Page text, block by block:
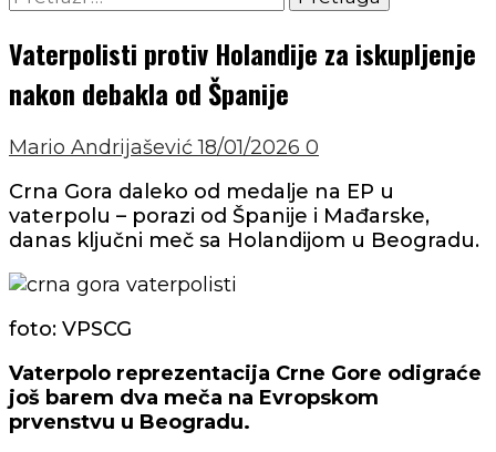
Vaterpolisti protiv Holandije za iskupljenje
nakon debakla od Španije
Mario Andrijašević18/01/2026 0
Crna Gora daleko od medalje na EP u
vaterpolu – porazi od Španije i Mađarske,
danas ključni meč sa Holandijom u Beogradu.
foto: VPSCG
Vaterpolo reprezentacija Crne Gore odigraće
još barem dva meča na Evropskom
prvenstvu u Beogradu.